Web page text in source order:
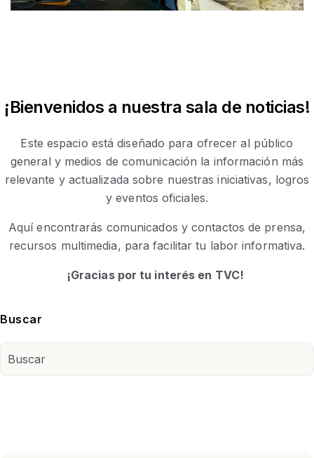
¡Bienvenidos a nuestra sala de noticias!
Este espacio está diseñado para ofrecer al público
general y medios de comunicación la información más
relevante y actualizada sobre nuestras iniciativas, logros
y eventos oficiales.
Aquí encontrarás comunicados y contactos de prensa,
recursos multimedia, para facilitar tu labor informativa.
¡Gracias por tu interés en TVC!
Buscar